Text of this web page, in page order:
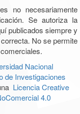
no necesariamente
Se autoriza la
publicados siempre y
No se permite
Nacional
de Investigaciones
Licencia Creative
4.0